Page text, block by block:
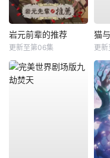
岩元前辈的推荐
更新至第06集
猫
更